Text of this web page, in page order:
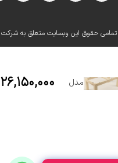
پایه میز
مدل
۲۶,۱۵۰,۰۰۰